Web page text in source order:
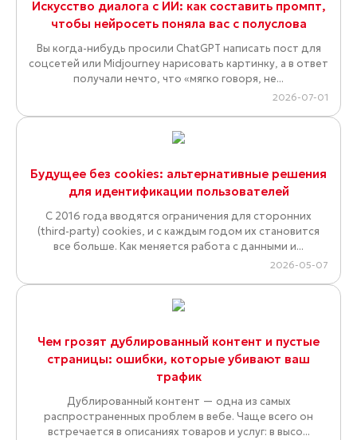
Искусство диалога с ИИ: как составить промпт,
чтобы нейросеть поняла вас с полуслова
Вы когда-нибудь просили ChatGPT написать пост для
соцсетей или Midjourney нарисовать картинку, а в ответ
получали нечто, что «мягко говоря, не...
2026-07-01
Будущее без cookies: альтернативные решения
для идентификации пользователей
С 2016 года вводятся ограничения для сторонних
(third-party) cookies, и с каждым годом их становится
все больше. Как меняется работа с данными и...
2026-05-07
Чем грозят дублированный контент и пустые
страницы: ошибки, которые убивают ваш
трафик
Дублированный контент — одна из самых
распространенных проблем в вебе. Чаще всего он
встречается в описаниях товаров и услуг: в высо...